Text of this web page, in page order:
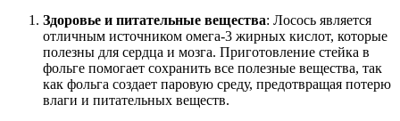
Здоровье и питательные вещества: Лосось является
отличным источником омега-3 жирных кислот, которые
полезны для сердца и мозга. Приготовление стейка в
фольге помогает сохранить все полезные вещества, так
как фольга создает паровую среду, предотвращая потерю
влаги и питательных веществ.